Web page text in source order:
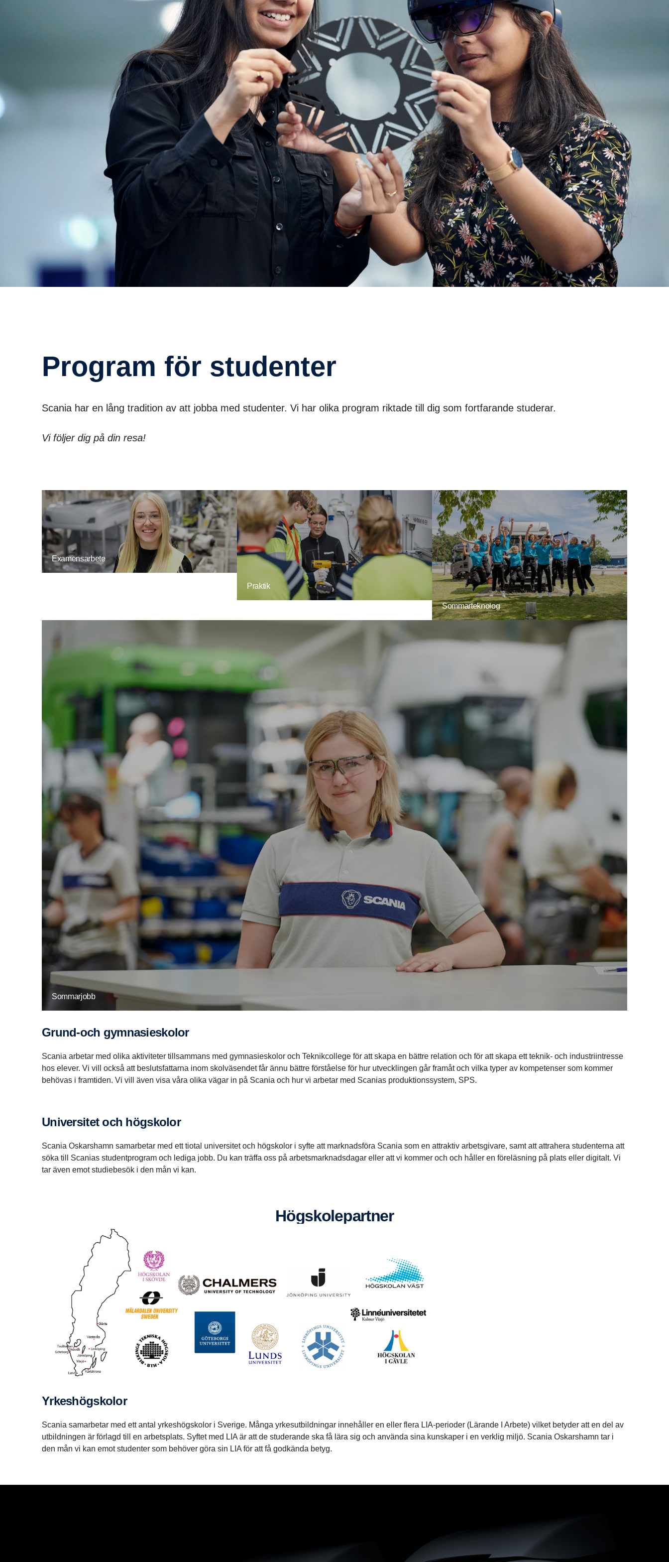
Program för studenter
Scania har en lång tradition av att jobba med studenter. Vi har olika program riktade till dig som fortfarande studerar.
Vi följer dig på din resa!
Examensarbete
Praktik
Sommarteknolog
Sommarjobb
Grund-och gymnasieskolor
Scania arbetar med olika aktiviteter tillsammans med gymnasieskolor och Teknikcollege för att skapa en bättre relation och för att skapa ett teknik- och industriintresse
hos elever. Vi vill också att beslutsfattarna inom skolväsendet får ännu bättre förståelse för hur utvecklingen går framåt och vilka typer av kompetenser som kommer
behövas i framtiden. Vi vill även visa våra olika vägar in på Scania och hur vi arbetar med Scanias produktionssystem, SPS.
Universitet och högskolor
Scania Oskarshamn samarbetar med ett tiotal universitet och högskolor i syfte att marknadsföra Scania som en attraktiv arbetsgivare, samt att attrahera studenterna att
söka till Scanias studentprogram och lediga jobb. Du kan träffa oss på arbetsmarknadsdagar eller att vi kommer och och håller en föreläsning på plats eller digitalt. Vi
tar även emot studiebesök i den mån vi kan.
Högsko­le­partner
Yrkeshögskolor
Scania samarbetar med ett antal yrkeshögskolor i Sverige. Många yrkesutbildningar innehåller en eller flera LIA-perioder (Lärande I Arbete) vilket betyder att en del av
utbildningen är förlagd till en arbetsplats. Syftet med LIA är att de studerande ska få lära sig och använda sina kunskaper i en verklig miljö. Scania Oskarshamn tar i
den mån vi kan emot studenter som behöver göra sin LIA för att få godkända betyg.